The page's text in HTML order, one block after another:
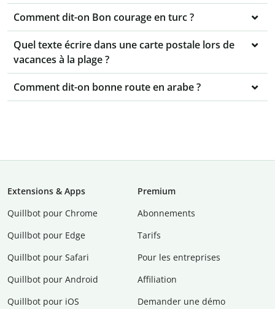
Comment dit-on Bon courage en turc ?
Quel texte écrire dans une carte postale lors de
vacances à la plage ?
Comment dit-on bonne route en arabe ?
Extensions & Apps
Quillbot pour Chrome
Quillbot pour Edge
Quillbot pour Safari
Quillbot pour Android
Quillbot pour iOS
Premium
Abonnements
Tarifs
Pour les entreprises
Affiliation
Demander une démo